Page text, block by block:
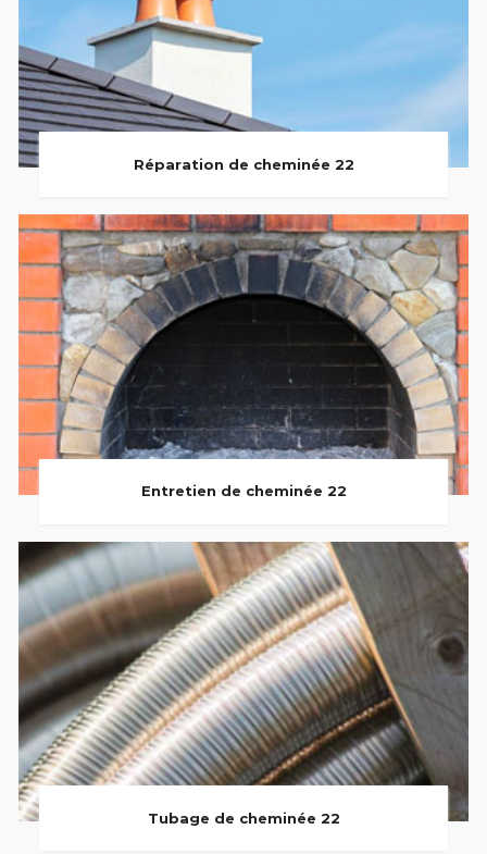
Réparation de cheminée 22
Entretien de cheminée 22
Tubage de cheminée 22